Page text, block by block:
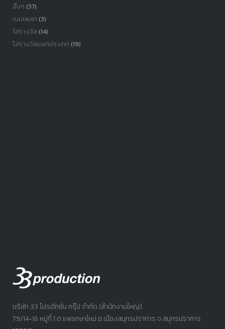
อื่นๆ (37)
เนมเพลท (3)
โล่รางวัล (14)
โล่รางวัลเเยกประเภท (19)
บริษัท 33 โปรดักชั่น กรุ๊ป จำกัด (สำนักงานใหญ่)
79/14-16 หมู่ที่ 1 ต.แพรกษาใหม่ อ.เมืองสมุทรปราการ จ.สมุทรปราการ